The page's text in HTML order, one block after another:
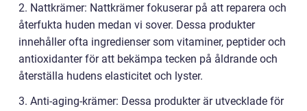
2. Nattkrämer: Nattkrämer fokuserar på att reparera och
återfukta huden medan vi sover. Dessa produkter
innehåller ofta ingredienser som vitaminer, peptider och
antioxidanter för att bekämpa tecken på åldrande och
återställa hudens elasticitet och lyster.
3. Anti-aging-krämer: Dessa produkter är utvecklade för